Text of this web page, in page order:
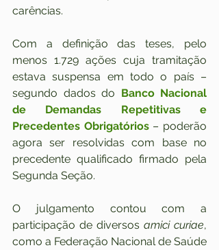
carências.
Com a definição das teses, pelo
menos 1.729 ações cuja tramitação
estava suspensa em todo o país –
segundo dados do Banco Nacional
de Demandas Repetitivas e
Precedentes Obrigatórios – poderão
agora ser resolvidas com base no
precedente qualificado firmado pela
Segunda Seção.
O julgamento contou com a
participação de diversos amici curiae,
como a Federação Nacional de Saúde